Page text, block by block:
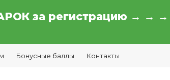
за регистрацию → → →
Бонусные баллы Контакты